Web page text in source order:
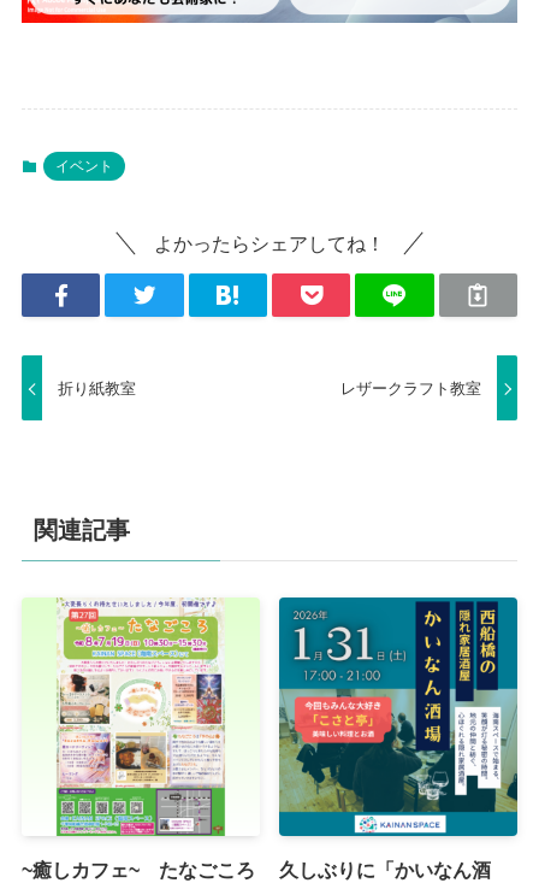
イベント
よかったらシェアしてね！
折り紙教室 レザークラフト教室
関連記事
~癒しカフェ~ たなごころ
久しぶりに「かいなん酒